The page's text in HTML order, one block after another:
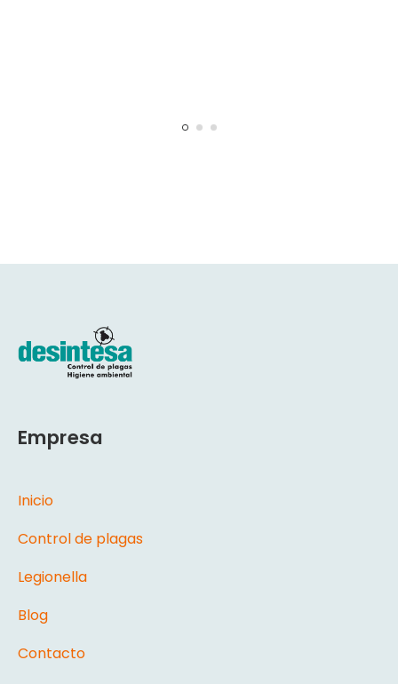
Empresa
Inicio
Control de plagas
Legionella
Blog
Contacto